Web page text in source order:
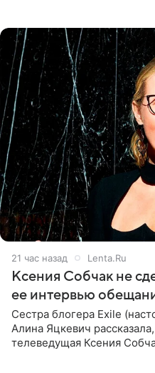
21 час назад Lenta.Ru
Ксения Собчак не
ее интервью
Сестра блогера Exile
Алина Яцкевич
телеведущая Ксения